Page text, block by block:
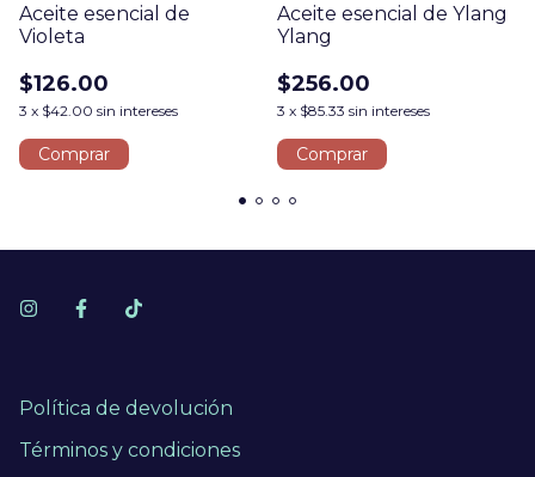
Aceite esencial de
Violeta
$126.00
3 x $42.00 sin intereses
Comprar
Aceite esencial de Ylang
Ylang
$256.00
3 x $85.33 sin intereses
Comprar
Política de devolución
Términos y condiciones